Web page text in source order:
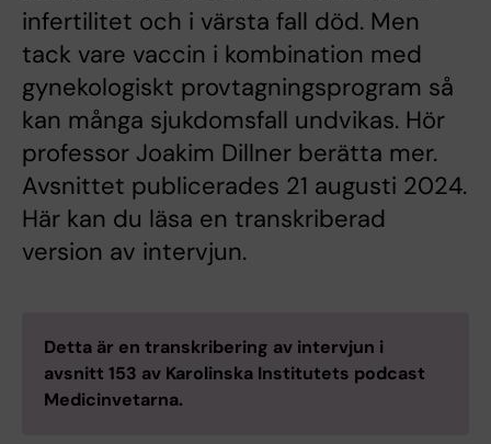
infertilitet och i värsta fall död. Men
tack vare vaccin i kombination med
gynekologiskt provtagningsprogram så
kan många sjukdomsfall undvikas. Hör
professor Joakim Dillner berätta mer.
Avsnittet publicerades 21 augusti 2024.
Här kan du läsa en transkriberad
version av intervjun.
Detta är en transkribering av intervjun i
avsnitt 153 av Karolinska Institutets podcast
Medicinvetarna.